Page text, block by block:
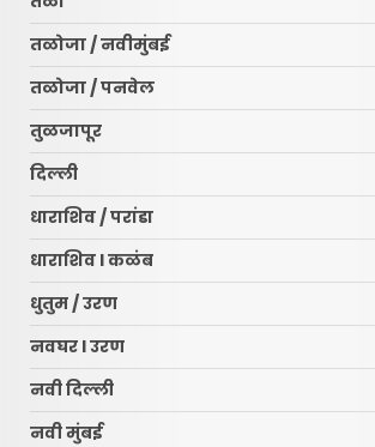
तळोजा / नवीमुंबई
तळोजा / पनवेल
तुळजापूर
दिल्ली
धाराशिव / परांडा
धाराशिव l कळंब
धुतुम / उरण
नवघर l उरण
नवी दिल्ली
नवी मुंबई